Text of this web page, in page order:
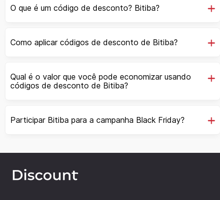
O que é um código de desconto? Bitiba?
Como aplicar códigos de desconto de Bitiba?
Qual é o valor que você pode economizar usando
códigos de desconto de Bitiba?
Participar Bitiba para a campanha Black Friday?